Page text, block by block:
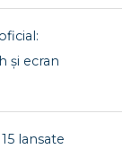
și ecran
lansate